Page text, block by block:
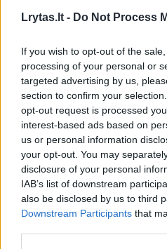
Lrytas.lt - Do Not Process
If you wish to opt-out of the
processing of your personal or
targeted advertising by us,
section to confirm your
opt-out request is processed
interest-based ads based on
us or personal information
your opt-out. You may
disclosure of your personal
IAB’s list of downstream
also be disclosed by us to third
Downstream Participants that
Susiję straipsniai